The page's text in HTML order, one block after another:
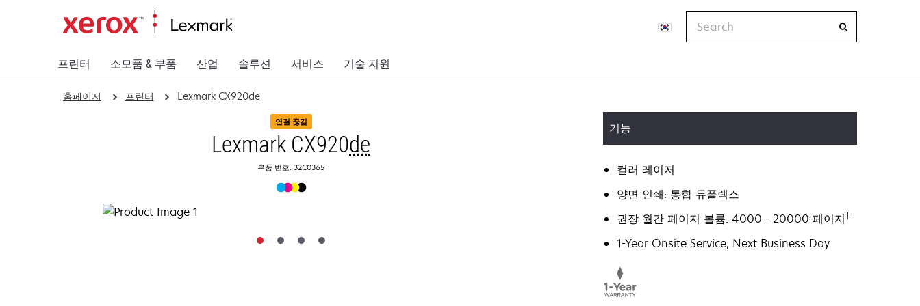
프린터 소모품 & 부품 산업 솔루션 서비스 기술 지원
홈페이지 프린터 Lexmark CX920de
연결 끊김
Lexmark CX920de
부품 번호: 32C0365
기능
컬러 레이저
양면 인쇄: 통합 듀플렉스
권장 월간 페이지 볼륨: 4000 - 20000 페이지†
1-Year Onsite Service, Next Business Day